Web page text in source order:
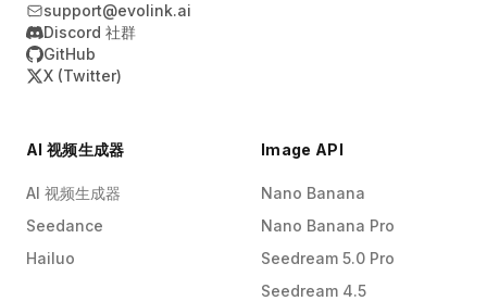
support@evolink.ai
Discord 社群
GitHub
X (Twitter)
AI 视频生成器
AI 视频生成器
Seedance
Hailuo
Image API
Nano Banana
Nano Banana Pro
Seedream 5.0 Pro
Seedream 4.5